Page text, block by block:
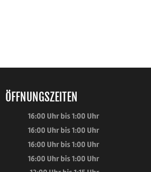
ÖFFNUNGSZEITEN
16:00 Uhr bis 1:00 Uhr
16:00 Uhr bis 1:00 Uhr
16:00 Uhr bis 1:00 Uhr
16:00 Uhr bis 1:00 Uhr